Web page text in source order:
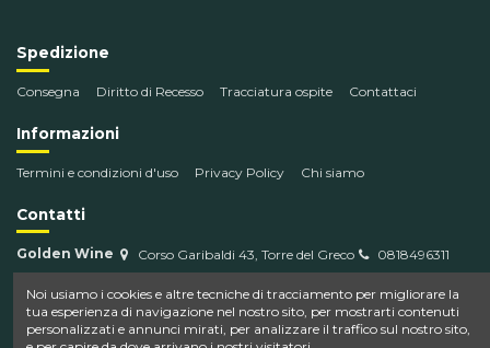
Spedizione
Consegna Diritto di Recesso Tracciatura ospite Contattaci
Informazioni
Termini e condizioni d'uso Privacy Policy Chi siamo
Contatti
Golden Wine Corso Garibaldi 43, Torre del Greco
0818496311
info@goldenwine.com
Noi usiamo i cookies e altre tecniche di tracciamento per migliorare la
tua esperienza di navigazione nel nostro sito, per mostrarti contenuti
personalizzati e annunci mirati, per analizzare il traffico sul nostro sito,